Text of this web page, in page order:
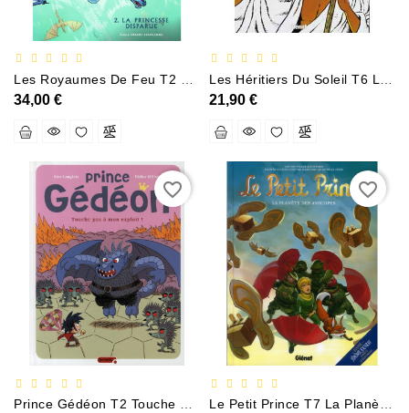
Thriller
Religion
Et
Romans
Nouvelles
Genre
Romance
Sciences
Humaines
Sociales
34,00 € 21,90 €
Prince Gédéon T2 Touche Pas À Mon Exploit !
favorite_border
Le Petit Prince T7 La Planète Des Amicopes
favorite_border